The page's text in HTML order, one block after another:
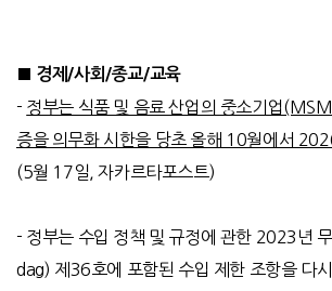
■ 경제/사회/종교/교육
- 정부는 식품 및 음료 산업의 중소기업
증을 의무화 시한을 당초 올해 10월에서
(5월 17일,자카르타포스트)
- 정부는 수입 정책 및 규정에 관한 2023 년
dag) 제 36호에 포함된 수입 제한 조항을 다